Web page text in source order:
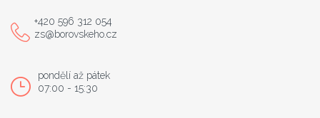
+420 596 312 054
zs@borovskeho.cz
pondělí až pátek
07:00 - 15:30